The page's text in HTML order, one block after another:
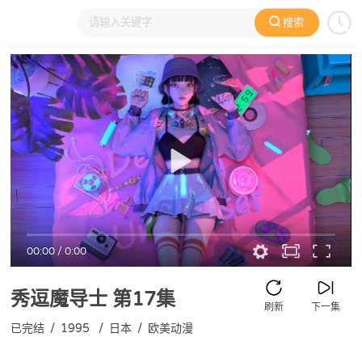
搜索
大家在看 日本动漫 国产动漫 欧美动漫 动漫电影
00:00/0:00
秀逗魔导士 第17集 下一集
刷新
已完结 / 1995 / 日本 / 欧美动漫